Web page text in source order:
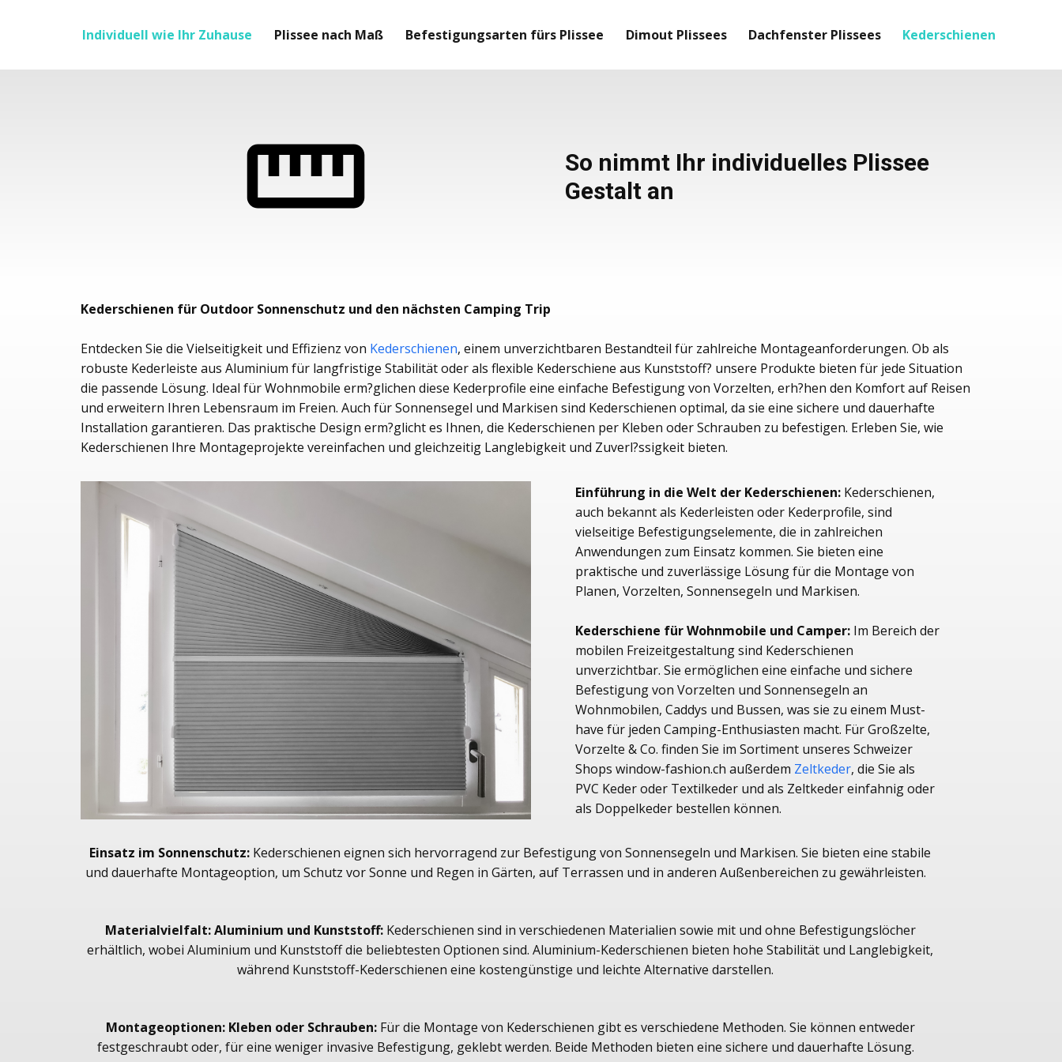
Individuell wie Ihr Zuhause Plissee nach Maß Befestigungsarten fürs Plissee Dimout Plissees Dachfenster Plissees Kederschienen
So nimmt Ihr individuelles Plissee
Gestalt an
Kederschienen für Outdoor Sonnenschutz und den nächsten Camping Trip
Entdecken Sie die Vielseitigkeit und Effizienz von Kederschienen, einem unverzichtbaren Bestandteil für zahlreiche Montageanforderungen. Ob als
robuste Kederleiste aus Aluminium für langfristige Stabilität oder als flexible Kederschiene aus Kunststoff? unsere Produkte bieten für jede Situation
die passende Lösung. Ideal für Wohnmobile erm?glichen diese Kederprofile eine einfache Befestigung von Vorzelten, erh?hen den Komfort auf Reisen
und erweitern Ihren Lebensraum im Freien. Auch für Sonnensegel und Markisen sind Kederschienen optimal, da sie eine sichere und dauerhafte
Installation garantieren. Das praktische Design erm?glicht es Ihnen, die Kederschienen per Kleben oder Schrauben zu befestigen. Erleben Sie, wie
Kederschienen Ihre Montageprojekte vereinfachen und gleichzeitig Langlebigkeit und Zuverl?ssigkeit bieten.
Einführung in die Welt der Kederschienen: Kederschienen,
auch bekannt als Kederleisten oder Kederprofile, sind
vielseitige Befestigungselemente, die in zahlreichen
Anwendungen zum Einsatz kommen. Sie bieten eine
praktische und zuverlässige Lösung für die Montage von
Planen, Vorzelten, Sonnensegeln und Markisen.
Kederschiene für Wohnmobile und Camper: Im Bereich der
mobilen Freizeitgestaltung sind Kederschienen
unverzichtbar. Sie ermöglichen eine einfache und sichere
Befestigung von Vorzelten und Sonnensegeln an
Wohnmobilen, Caddys und Bussen, was sie zu einem Must-
have für jeden Camping-Enthusiasten macht. Für Großzelte,
Vorzelte & Co. finden Sie im Sortiment unseres Schweizer
Shops window-fashion.ch außerdem Zeltkeder, die Sie als
PVC Keder oder Textilkeder und als Zeltkeder einfahnig oder
als Doppelkeder bestellen können.
Einsatz im Sonnenschutz: Kederschienen eignen sich hervorragend zur Befestigung von Sonnensegeln und Markisen. Sie bieten eine stabile
und dauerhafte Montageoption, um Schutz vor Sonne und Regen in Gärten, auf Terrassen und in anderen Außenbereichen zu gewährleisten.
Materialvielfalt: Aluminium und Kunststoff:Kederschienen sind in verschiedenen Materialien sowie mit und ohne Befestigungslöcher
erhältlich, wobei Aluminium und Kunststoff die beliebtesten Optionen sind. Aluminium-Kederschienen bieten hohe Stabilität und Langlebigkeit,
während Kunststoff-Kederschienen eine kostengünstige und leichte Alternative darstellen.
Montageoptionen: Kleben oder Schrauben:Für die Montage von Kederschienen gibt es verschiedene Methoden. Sie können entweder
festgeschraubt oder, für eine weniger invasive Befestigung, geklebt werden. Beide Methoden bieten eine sichere und dauerhafte Lösung.